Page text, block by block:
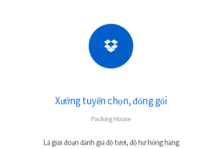
Xưởng tuyển chọn, đóng gói
Packing House
Là giai đoạn đánh giá độ tươi, độ hư hỏng hàng